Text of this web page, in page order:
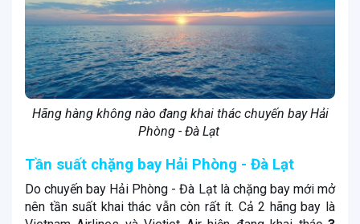
Hãng hàng không nào đang khai thác chuyến bay Hải
Phòng - Đà Lạt
Tần suất chặng bay Hải Phòng - Đà Lạt
Do chuyến bay Hải Phòng - Đà Lạt là chặng bay mới mở
nên tần suất khai thác vẫn còn rất ít. Cả 2 hãng bay là